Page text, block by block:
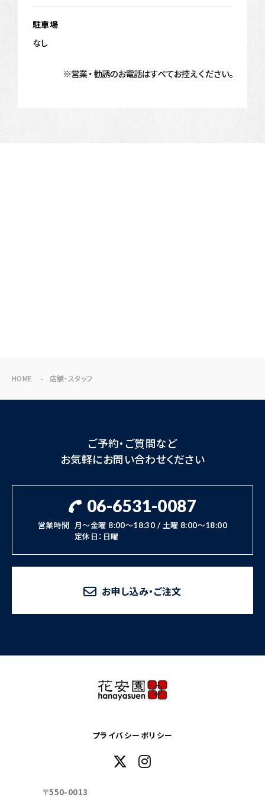
駐車場
なし
HOME 店舗・スタッフ
ご予約・ご質問など
お気軽にお問い合わせください
06-6531-0087
営業時間 月～金曜 8:00～18:30 / 土曜 8:00～18:00
定休日：日曜
お申し込み・ご注文
〒550-0013
プライバシーポリシー